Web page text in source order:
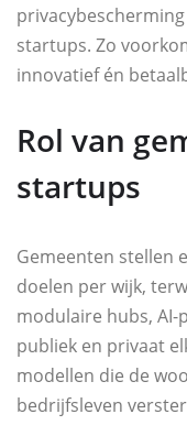
startups. Zo
innovatief én
Rol van
startups
Gemeenten stellen
doelen per wijk,
modulaire hubs, AI-
publiek en privaat
modellen die de
bedrijfsleven